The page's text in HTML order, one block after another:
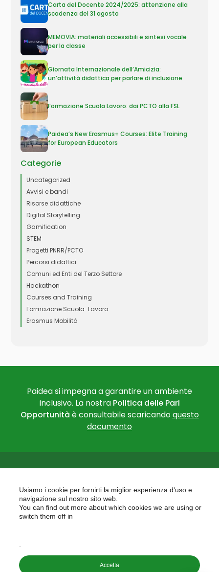
Carta del Docente 2024/2025: attenzione alla
scadenza del 31 agosto
MEMOVIA: materiali accessibili e sintesi vocale
per la classe
Giornata Internazionale dell’Amicizia:
un’attività didattica per parlare di inclusione
Formazione Scuola Lavoro: dai PCTO alla FSL
Paidea’s New Erasmus+ Courses: Elite Training
for European Educators
Categorie
Uncategorized
Avvisi e bandi
Risorse didattiche
Digital Storytelling
Gamification
STEM
Progetti PNRR/PCTO
Percorsi didattici
Comuni ed Enti del Terzo Settore
Hackathon
Courses and Training
Formazione Scuola-Lavoro
Erasmus Mobilità
Paidea si impegna a garantire un ambiente
inclusivo. La nostra Politica delle Pari
Opportunità è consultabile scaricandoquesto
documento
PAIDEA
Usiamo i cookie per fornirti la miglior esperienza d'uso e
navigazione sul nostro sito web.
You can find out more about which cookies we are using or
switch them off in
Accetta